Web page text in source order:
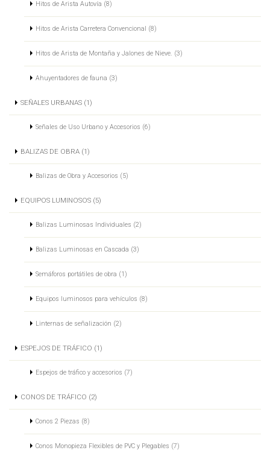
Hitos de Arista Autovía (8)
Hitos de Arista Carretera Convencional (8)
Hitos de Arista de Montaña y Jalones de Nieve. (3)
Ahuyentadores de fauna (3)
SEÑALES URBANAS (1)
Señales de Uso Urbano y Accesorios (6)
BALIZAS DE OBRA (1)
Balizas de Obra y Accesorios (5)
EQUIPOS LUMINOSOS (5)
Balizas Luminosas Individuales (2)
Balizas Luminosas en Cascada (3)
Semáforos portátiles de obra (1)
Equipos luminosos para vehículos (8)
Linternas de señalización (2)
ESPEJOS DE TRÁFICO (1)
Espejos de tráfico y accesorios (7)
CONOS DE TRÁFICO (2)
Conos 2 Piezas (8)
Conos Monopieza Flexibles de PVC y Plegables (7)